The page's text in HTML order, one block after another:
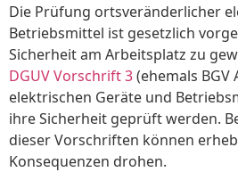
Die Prüfung ortsveränderlicher
Betriebsmittel ist gesetzlich
Sicherheit am Arbeitsplatz zu
DGUV Vorschrift 3(ehemals BGV
elektrischen Geräte und
ihre Sicherheit geprüft werden.
dieser Vorschriften können
Konsequenzen drohen.